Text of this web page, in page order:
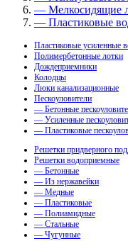
— Мелкосидящие
— Пластиковые
Пластиковые усиленные
Полимербетонные лотки
Дождеприемники
Колодцы
Люки канализационные
Пескоуловители
— Бетонные
— Усиленные
— Пластиковые
Решетки придверного
Решетки водоприемные
— Бетонные
— Из нержавейки
— Медные
— Пластиковые
— Полиамидные
— Стальные
— Чугунные